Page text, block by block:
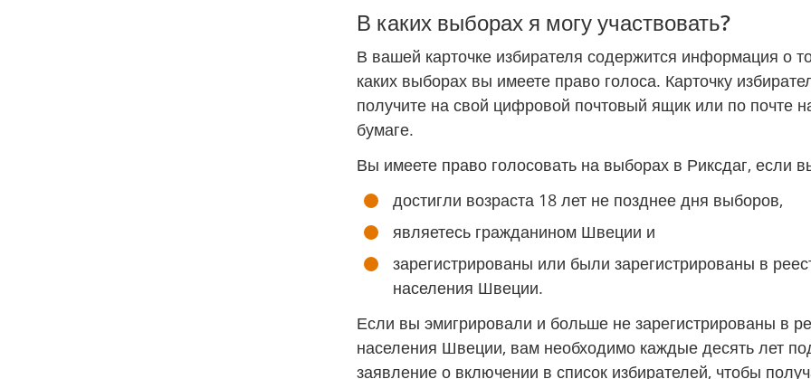
В каких выборах я могу участвовать?
В вашей карточке избирателя содержится информация о
каких выборах вы имеете право голоса. Карточку
получите на свой цифровой почтовый ящик или по почте
бумаге.
Вы имеете право голосовать на выборах в Риксдаг, если
достигли возраста 18 лет не позднее дня выборов,
являетесь гражданином Швеции и
зарегистрированы или были зарегистрированы в
населения Швеции.
Если вы эмигрировали и больше не зарегистрированы в
населения Швеции, вам необходимо каждые десять лет
заявление о включении в список избирателей, чтобы